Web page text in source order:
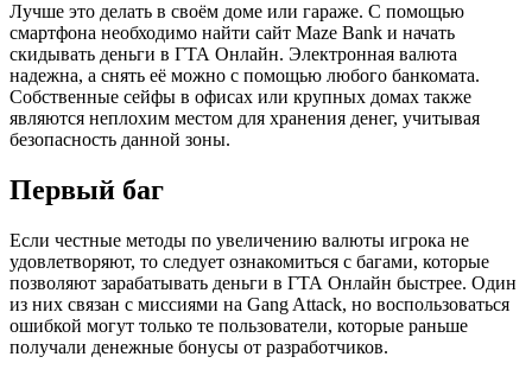
Лучше это делать в своём доме или гараже. С помощью
смартфона необходимо найти сайт Maze Bank и начать
скидывать деньги в ГТА Онлайн. Электронная валюта
надежна, а снять её можно с помощью любого банкомата.
Собственные сейфы в офисах или крупных домах также
являются неплохим местом для хранения денег, учитывая
безопасность данной зоны.
Первый баг
Если честные методы по увеличению валюты игрока не
удовлетворяют, то следует ознакомиться с багами, которые
позволяют зарабатывать деньги в ГТА Онлайн быстрее. Один
из них связан с миссиями на Gang Attack, но воспользоваться
ошибкой могут только те пользователи, которые раньше
получали денежные бонусы от разработчиков.